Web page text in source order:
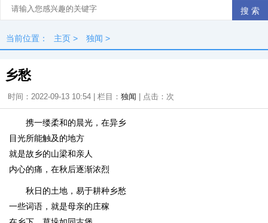
当前位置： 主页 > 独闻 >
乡愁
时间：2022-09-13 10:54 | 栏目： 独闻 | 点击： 次
携一缕柔和的晨光，在异乡
目光所能触及的地方
就是故乡的山梁和亲人
内心的痛，在秋后逐渐浓烈
秋日的土地，易于耕种乡愁
一些词语，就是母亲的庄稼